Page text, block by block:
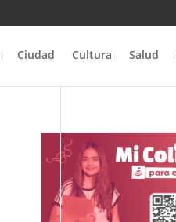
Ciudad Cultura Salud